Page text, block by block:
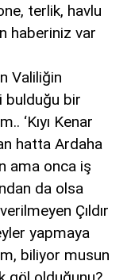
terlik, havlu
haberiniz var
Valiliğin
bulduğu bir
‘Kıyı Kenar
hatta Ardaha
ama onca iş
da olsa
Çıldır
yapmaya
biliyor musun